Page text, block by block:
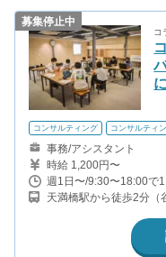
募集停止中
コ
に
コンサルティング コンサルティ
事務/アシスタント
時給 1,200円〜
週1日〜/9:30〜18:00で
天満橋駅から徒歩2分（